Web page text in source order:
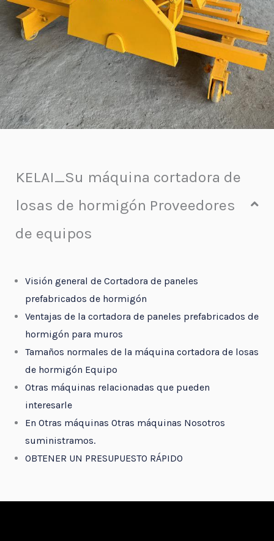
KELAI_Su máquina cortadora de
losas de hormigón Proveedores
de equipos
Visión general de Cortadora de paneles
prefabricados de hormigón
Ventajas de la cortadora de paneles prefabricados de
hormigón para muros
Tamaños normales de la máquina cortadora de losas
de hormigón Equipo
Otras máquinas relacionadas que pueden
interesarle
En Otras máquinas Otras máquinas Nosotros
suministramos.
OBTENER UN PRESUPUESTO RÁPIDO